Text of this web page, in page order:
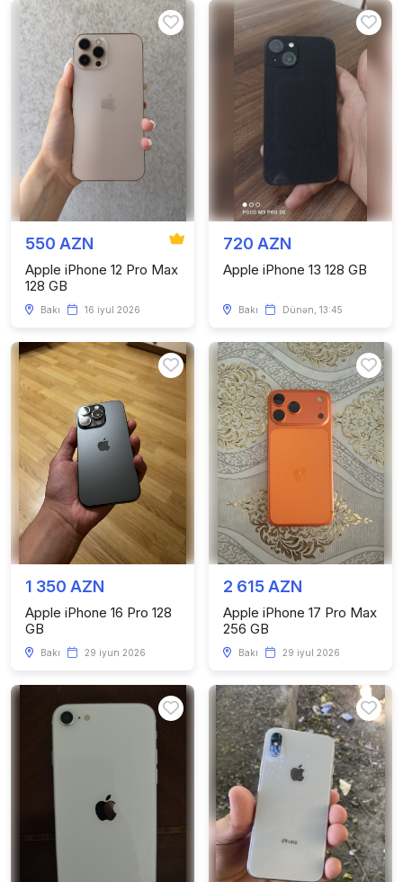
550 AZN
Apple iPhone 12 Pro Max
128 GB
Bakı 16 iyul 2026
720 AZN
Apple iPhone 13 128 GB
Bakı Dünən, 13:45
1 350 AZN
Apple iPhone 16 Pro 128
GB
Bakı 29 iyun 2026
2 615 AZN
Apple iPhone 17 Pro Max
256 GB
Bakı 29 iyul 2026